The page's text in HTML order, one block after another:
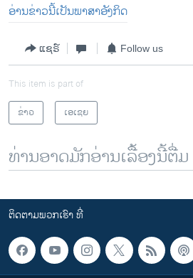
ອ່ານຂ່າວນີ້ເປັນພາສາອັງກິດ
ແຊຣ໌ Follow us
This item is part of
ຂ່າວ
ເອເຊຍ
ທ່ານອາດມັກອ່ານເລື້ອງນີ້ຕື່ມ
ຕິດຕາມພວກເຮົາ ທີ່